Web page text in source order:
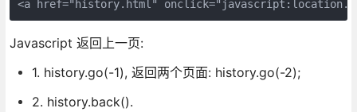
Javascript 返回上一页:
1. history.go(-1), 返回两个页面: history.go(-2);
2. history.back().